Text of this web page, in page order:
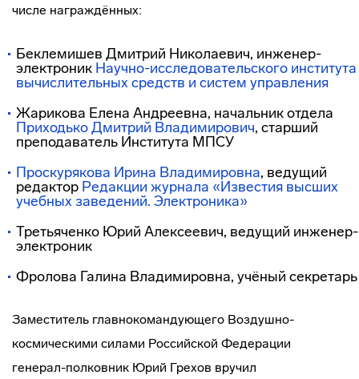
числе награждённых:
Беклемишев Дмитрий Николаевич, инженер-
электроник Научно-исследовательского института
вычислительных средств и систем управления
Жарикова Елена Андреевна, начальник отдела
Приходько Дмитрий Владимирович, старший
преподаватель Института МПСУ
Проскурякова Ирина Владимировна, ведущий
редактор Редакции журнала «Известия высших
учебных заведений. Электроника»
Третьяченко Юрий Алексеевич, ведущий инженер-
электроник
Фролова Галина Владимировна, учёный секретарь
Заместитель главнокомандующего Воздушно-
космическими силами Российской Федерации
генерал-полковник Юрий Грехов вручил